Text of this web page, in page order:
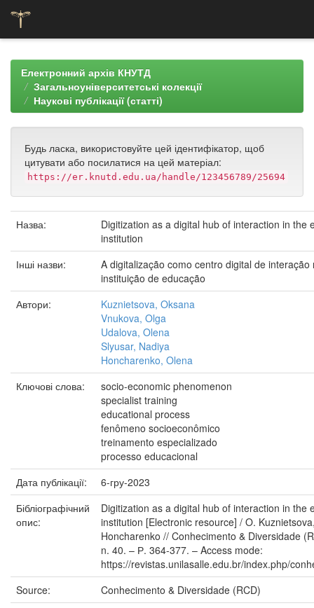
navigationЕлектронний архів КНУТД
Загальноуніверситетські колекції
Наукові публікації (статті)
Будь ласка, використовуйте цей ідентифікатор, щоб
цитувати або посилатися на цей матеріал:
https://er.knutd.edu.ua/handle/123456789/25694
Назва:
Digitization as a digital hub of interaction in
institution
Інші назви:
A digitalização como centro digital de
instituição de educação
Автори:
Kuznietsova, Oksana
Vnukova, Olga
Udalova, Olena
Slyusar, Nadiya
Honcharenko, Olena
Ключові слова:
socio-economic phenomenon
specialist training
educational process
fenômeno socioeconômico
treinamento especializado
processo educacional
Дата публікації:
6-гру-2023
Бібліографічний
опис:
Digitization as a digital hub of interaction in
institution [Electronic resource] / O.
Honcharenko // Conhecimento & Diversidade
n. 40. – Р. 364-377. – Access mode:
https://revistas.unilasalle.edu.br/index.php/
Source:
Conhecimento & Diversidade (RCD)